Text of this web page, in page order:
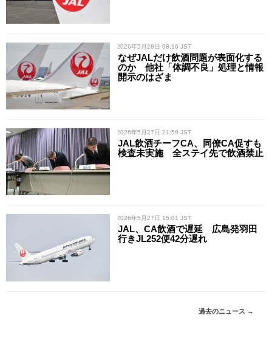
/ 2026年5月28日 08:10 JST
なぜJALだけ飲酒問題が表面化する
のか 他社「体調不良」処理と情報
開示のはざま
/ 2026年5月27日 21:59 JST
JAL飲酒チーフCA、同僚CA促すも
検査未実施 全ステイ先で飲酒禁止
/ 2026年5月27日 15:01 JST
JAL、CA飲酒で遅延 広島発羽田
行きJL252便42分遅れ
過去のニュース →